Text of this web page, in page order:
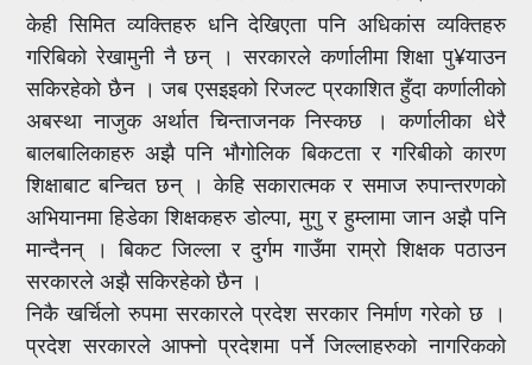
केही सिमित व्यक्तिहरु धनि देखिएता पनि अधिकांस व्यक्तिहरु
गरिबिको रेखामुनी नै छन् । सरकारले कर्णालीमा शिक्षा पु¥याउन
सकिरहेको छैन । जब एसइइको रिजल्ट प्रकाशित हुँदा कर्णालीको
अबस्था नाजुक अर्थात चिन्ताजनक निस्कछ । कर्णालीका धेरै
बालबालिकाहरु अझै पनि भौगोलिक बिकटता र गरिबीको कारण
शिक्षाबाट बन्चित छन् । केहि सकारात्मक र समाज रुपान्तरणको
अभियानमा हिडेका शिक्षकहरु डोल्पा, मुगु र हुम्लामा जान अझै पनि
मान्दैनन् । बिकट जिल्ला र दुर्गम गाउँमा राम्रो शिक्षक पठाउन
सरकारले अझै सकिरहेको छैन ।
निकै खर्चिलो रुपमा सरकारले प्रदेश सरकार निर्माण गरेको छ ।
प्रदेश सरकारले आफ्नो प्रदेशमा पर्ने जिल्लाहरुको नागरिकको